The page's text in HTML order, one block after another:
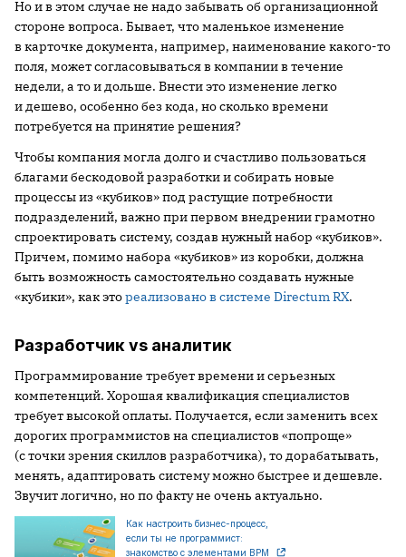
Но и в этом случае не надо забывать об организационной
стороне вопроса. Бывает, что маленькое изменение
в карточке документа, например, наименование какого-то
поля, может согласовываться в компании в течение
недели, а то и дольше. Внести это изменение легко
и дешево, особенно без кода, но сколько времени
потребуется на принятие решения?
Чтобы компания могла долго и счастливо пользоваться
благами бескодовой разработки и собирать новые
процессы из «кубиков» под растущие потребности
подразделений, важно при первом внедрении грамотно
спроектировать систему, создав нужный набор «кубиков».
Причем, помимо набора «кубиков» из коробки, должна
быть возможность самостоятельно создавать нужные
«кубики», как этореализовано в системе Directum RX.
Разработчик vs аналитик
Программирование требует времени и серьезных
компетенций. Хорошая квалификация специалистов
требует высокой оплаты. Получается, если заменить всех
дорогих программистов на специалистов «попроще»
(с точки зрения скиллов разработчика), то дорабатывать,
менять, адаптировать систему можно быстрее и дешевле.
Звучит логично, но по факту не очень актуально.
Как настроить бизнес-процесс,
если ты не программист:
знакомство с элементами BPM